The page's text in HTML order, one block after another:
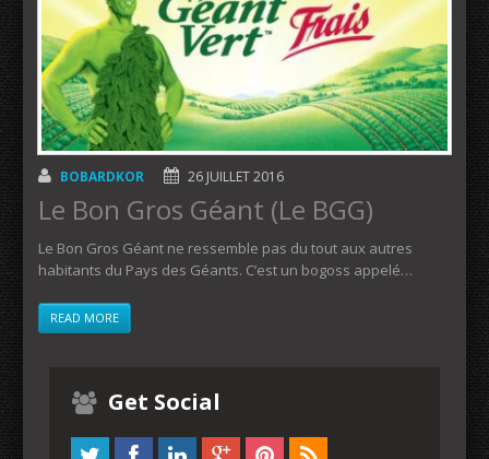
BOBARDKOR 26 JUILLET 2016
Le Bon Gros Géant (Le BGG)
Le Bon Gros Géant ne ressemble pas du tout aux autres
habitants du Pays des Géants. C’est un bogoss appelé…
READ MORE
Get Social